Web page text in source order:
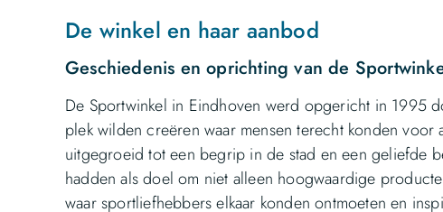
De winkel en haar aanbod
Geschiedenis en oprichting van de
De Sportwinkel in Eindhoven werd opgericht in 1995
plek wilden creëren waar mensen terecht konden
uitgegroeid tot een begrip in de stad en een geliefde
hadden als doel om niet alleen hoogwaardige
waar sportliefhebbers elkaar konden ontmoeten en